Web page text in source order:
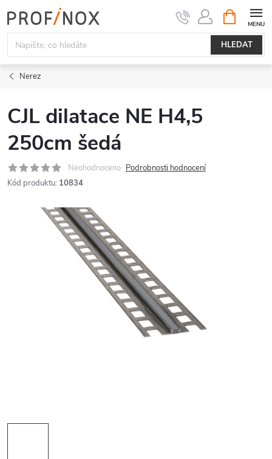
na
obsah
HLEDAT
NÁKUPNÍ
KOŠÍK
Nerez
CJL dilatace NE H4,5
250cm šedá
Neohodnoceno Podrobnosti hodnocení
Kód produktu: 10834